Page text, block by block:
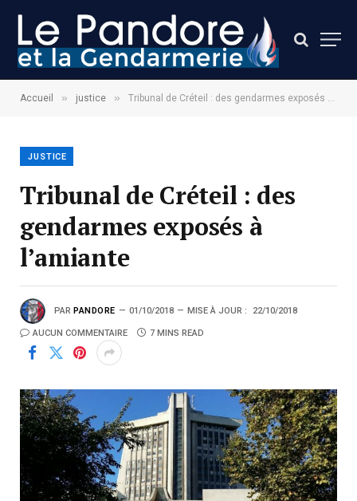
Accueil » justice » Tribunal de Créteil : des gendarmes exposés à l’amiante
JUSTICE
Tribunal de Créteil : des
gendarmes exposés à
l’amiante
PAR PANDORE 01/10/2018 MISE À JOUR : 22/10/2018
AUCUN COMMENTAIRE 7 MINS READ